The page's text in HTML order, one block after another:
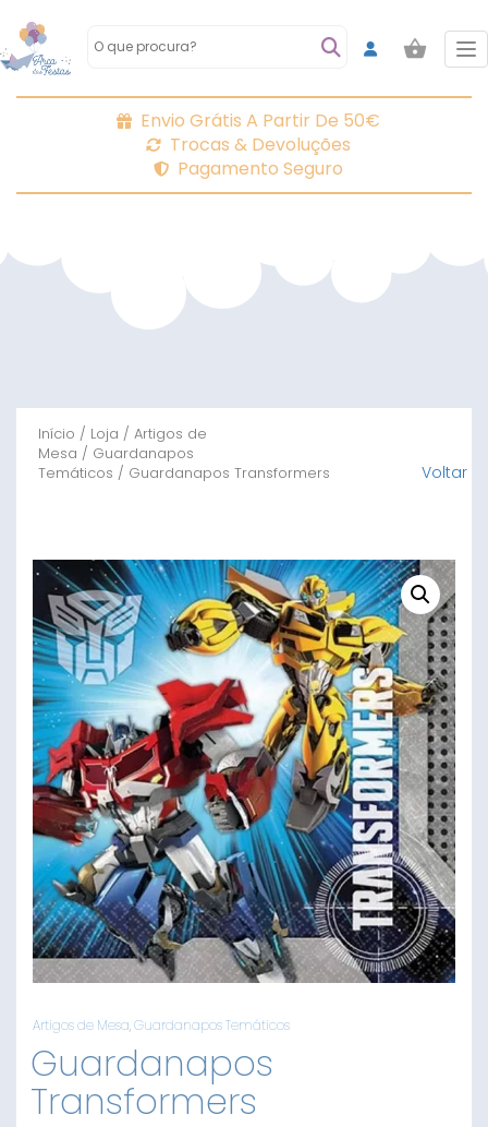
Envio Grátis A Partir De 50€
Trocas & Devoluções
Pagamento Seguro
Início / Loja / Artigos de
Mesa / Guardanapos
Temáticos / Guardanapos Transformers Voltar
Artigos de Mesa,Guardanapos Temáticos
Guardanapos
Transformers